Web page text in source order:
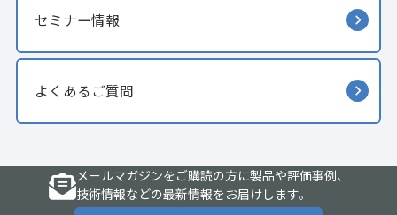
セミナー情報
よくあるご質問
メールマガジンをご購読の方に製品や評価事例、
技術情報などの最新情報をお届けします。